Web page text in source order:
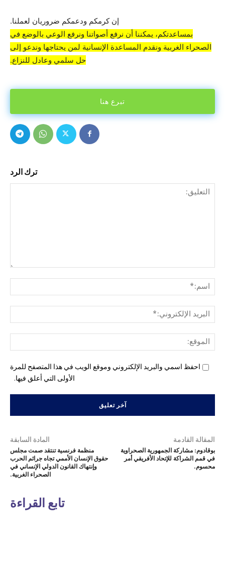
إن كرمكم ودعمكم ضروريان لعملنا.
بمساعدتكم، يمكننا أن نرفع أصواتنا ونرفع الوعي بالوضع في
الصحراء الغربية ونقدم المساعدة الإنسانية لمن يحتاجها وندعو إلى
حل سلمي وعادل للنزاع.
تبرع هنا
ترك الرد
احفظ اسمي والبريد الإلكتروني وموقع الويب في هذا المتصفح للمرة
الأولى التي أعلق فيها.
المادة السابقة
منظمة فرنسية تنتقد صمت مجلس
حقوق الإنسان الأممي تجاه جرائم الحرب
وإنتهاك القانون الدولي الإنساني في
الصحراء الغربية.
المقالة القادمة
بوقادوم: مشاركة الجمهورية الصحراوية
في قمم الشراكة للإتحاد الأفريقي أمر
محسوم.
تابع القراءة